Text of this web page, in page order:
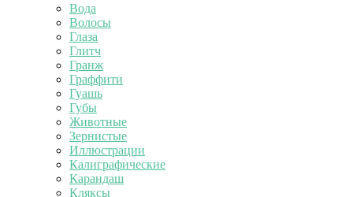
Вода
Волосы
Глаза
Глитч
Гранж
Граффити
Гуашь
Губы
Животные
Зернистые
Иллюстрации
Калиграфические
Карандаш
Кляксы